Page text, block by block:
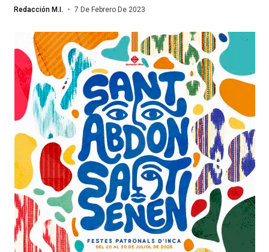
Redacción M.I. 7 De Febrero De 2023